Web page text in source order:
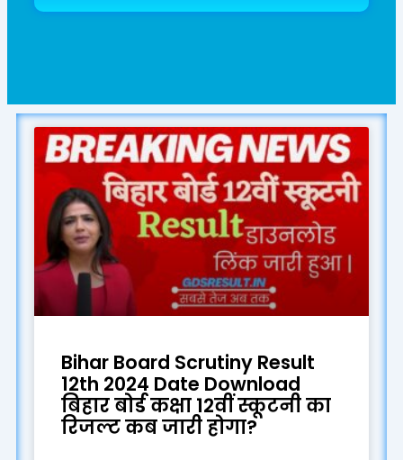
Bihar Board Scrutiny Result
12th 2024 Date Download
बिहार बोर्ड कक्षा 12वीं स्कूटनी का
रिजल्ट कब जारी होगा?
PagePage